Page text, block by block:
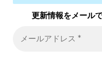
更新情報をメール